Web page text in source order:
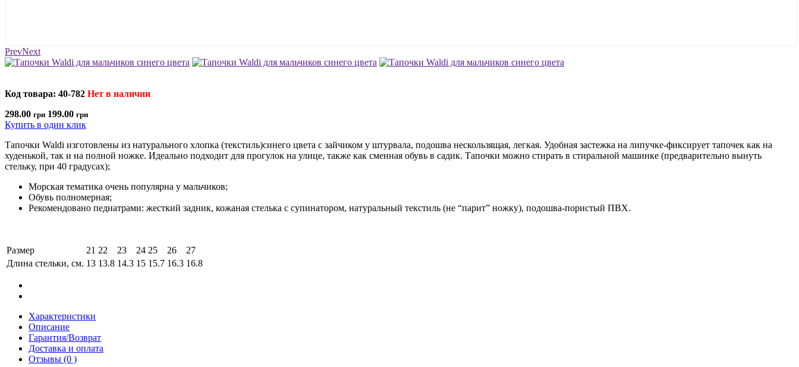
PrevNext
Код товара: 40-782 Нет в наличии
298.00 грн 199.00 грн
Купить в один клик
Тапочки Waldi изготовлены из натурального хлопка (текстиль)синего цвета с зайчиком у штурвала, подошва нескользящая, легкая. Удобная застежка на липучке-фиксирует тапочек как на
худенькой, так и на полной ножке. Идеально подходит для прогулок на улице, также как сменная обувь в садик. Тапочки можно стирать в стиральной машинке (предварительно вынуть
стельку, при 40 градусах);
Морская тематика очень популярна у мальчиков;
Обувь полномерная;
Рекомендовано педиатрами: жесткий задник, кожаная стелька с супинатором, натуральный текстиль (не “парит” ножку), подошва-пористый ПВХ.
Размер 21 22 23 24 25 26
27
Длина стельки, см. 13 13.8 14.3 15 15.7 16.3 16.8
Характеристики
Описание
Гарантия/Возврат
Доставка и оплата
Отзывы (0 )